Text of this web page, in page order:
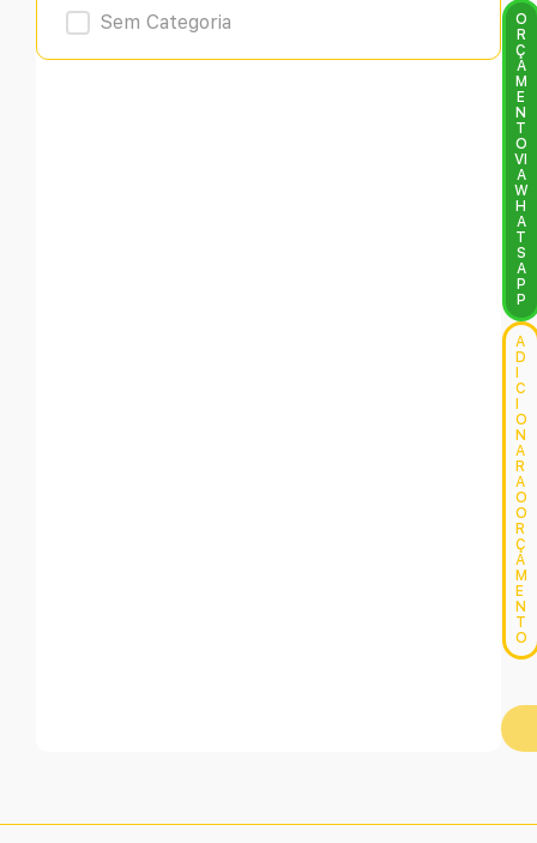
Sem Categoria
O
R
Ç
A
M
E
N
T
O
VI
A
W
H
A
T
S
A
P
P
A
D
C
O
N
A
R
A
O
O
R
Ç
A
M
E
N
T
O